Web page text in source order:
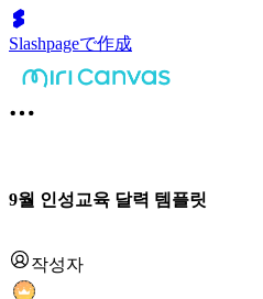
Slashpageで作成
9월 인성교육 달력 템플릿
작성자